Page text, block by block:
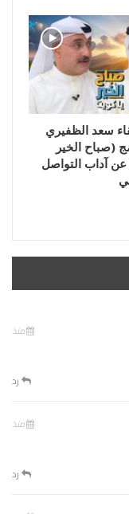
سعد الظفيري
(صباح الخير
آداب التواصل
منذ
رد
منذ
رد